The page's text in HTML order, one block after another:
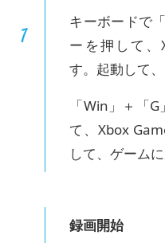
キーボードで
ーを押して、
す。起動して
「Win」＋「
て、Xbox
して、ゲームに
録画開始